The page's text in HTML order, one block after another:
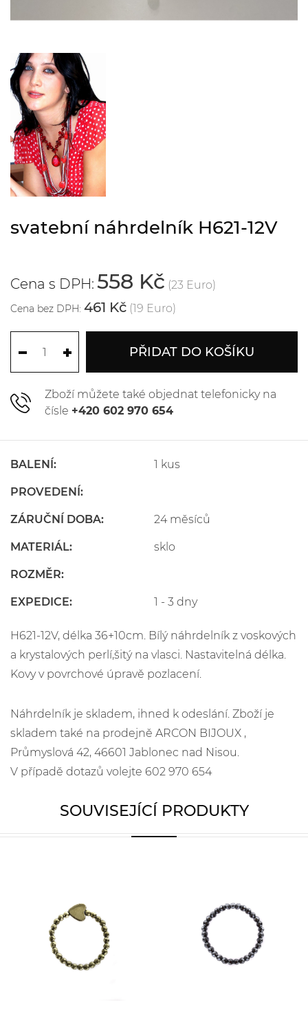
svatební náhrdelník H621-12V
Cena s DPH: 558 Kč (23 Euro)
Cena bez DPH: 461 Kč (19 Euro)
PŘIDAT DO KOŠÍKU
Zboží můžete také objednat telefonicky na
čísle +420 602 970 654
BALENÍ: 1 kus
PROVEDENÍ:
ZÁRUČNÍ DOBA: 24 měsíců
MATERIÁL: sklo
ROZMĚR:
EXPEDICE: 1 - 3 dny
H621-12V, délka 36+10cm. Bílý náhrdelník z voskových
a krystalových perlí,šitý na vlasci. Nastavitelná délka.
Kovy v povrchové úpravě pozlacení.
Náhrdelník je skladem, ihned k odeslání. Zboží je
skladem také na prodejně ARCON BIJOUX ,
Průmyslová 42, 46601 Jablonec nad Nisou.
V případě dotazů volejte 602 970 654
SOUVISEJÍCÍ PRODUKTY